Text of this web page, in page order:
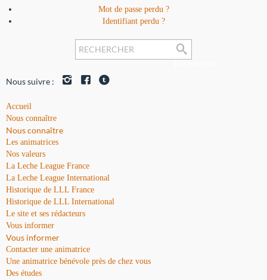
Mot de passe perdu ?
Identifiant perdu ?
Nous suivre :
Accueil
Nous connaître
Nous connaître
Les animatrices
Nos valeurs
La Leche League France
La Leche League International
Historique de LLL France
Historique de LLL International
Le site et ses rédacteurs
Vous informer
Vous informer
Contacter une animatrice
Une animatrice bénévole près de chez vous
Des études